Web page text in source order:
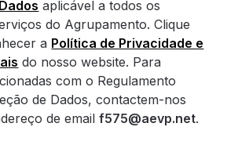
aplicável a todos os
do Agrupamento. Clique
a Política de Privacidade e
do nosso website. Para
com o Regulamento
de Dados, contactem-nos
de emailf575@aevp.net.